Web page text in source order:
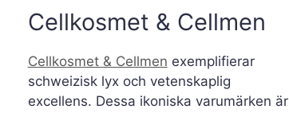
Cellkosmet & Cellmen
Cellkosmet & Cellmen exemplifierar
schweizisk lyx och vetenskaplig
excellens. Dessa ikoniska varumärken är